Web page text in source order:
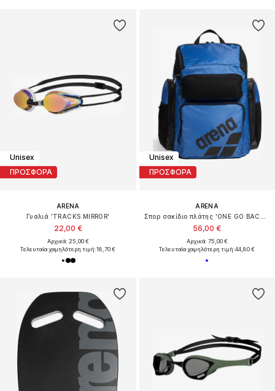
Unisex
ΠΡΟΣΦΟΡΑ
ARENA
Γυαλιά 'TRACKS MIRROR'
22,00 €
Αρχικά: 25,00 €
Τελευταία χαμηλότερη τιμή:18,70 €
Unisex
ΠΡΟΣΦΟΡΑ
ARENA
56,00 €
Αρχικά: 75,00 €
Τελευταία χαμηλότερη τιμή:44,80 €